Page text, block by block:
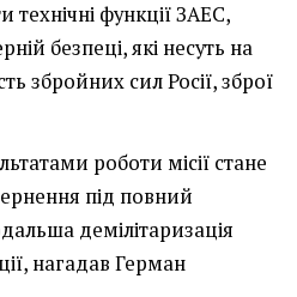
функції ЗАЕС,
безпеці, які несуть на
збройних сил Росії, зброї
роботи місії стане
під повний
демілітаризація
нагадав Герман